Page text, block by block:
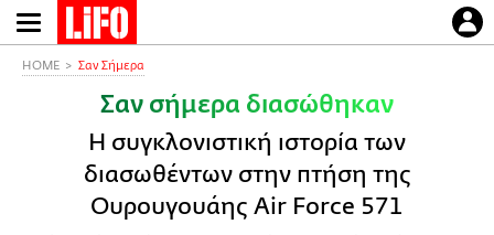
Παράκαμψη
προς
περιεχόμενο
HOME Σαν Σήμερα
Σαν σήμερα διασώθηκαν
Η συγκλονιστική ιστορία των
διασωθέντων στην πτήση της
Ουρουγουάης Air Force 571